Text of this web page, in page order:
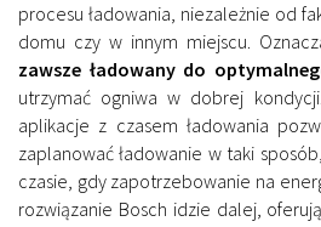
procesu ładowania, niezależnie od
domu czy w innym miejscu.
zawsze ładowany do
utrzymać ogniwa w dobrej
aplikacje z czasem ładowania
zaplanować ładowanie w taki
czasie, gdy zapotrzebowanie na
rozwiązanie Bosch idzie dalej,